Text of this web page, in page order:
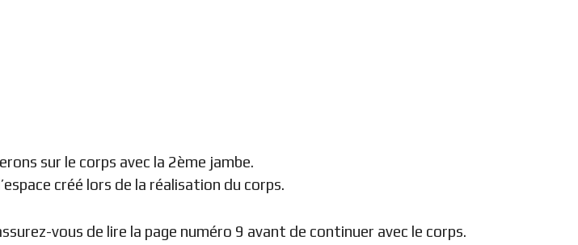
sur le corps avec la 2ème jambe.
créé lors de la réalisation du corps.
vous de lire la page numéro 9 avant de continuer avec le corps.